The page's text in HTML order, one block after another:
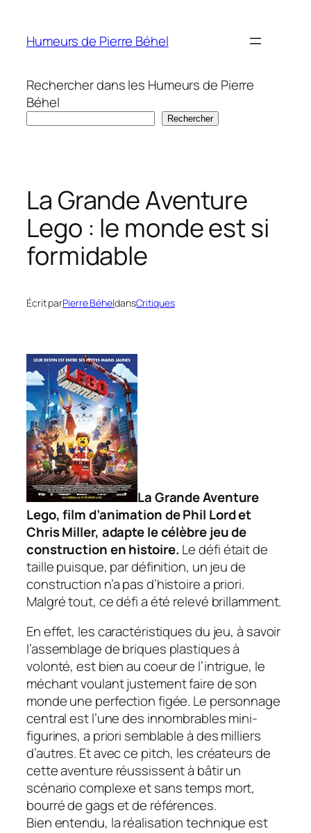
contenu
Humeurs de Pierre Béhel
Rechercher dans les Humeurs de Pierre
Béhel
Rechercher
La Grande Aventure
Lego : le monde est si
formidable
Écrit parPierre BéheldansCritiques
La Grande Aventure
Lego, film d’animation de Phil Lord et
Chris Miller, adapte le célèbre jeu de
construction en histoire. Le défi était de
taille puisque, par définition, un jeu de
construction n’a pas d’histoire a priori.
Malgré tout, ce défi a été relevé brillamment.
En effet, les caractéristiques du jeu, à savoir
l’assemblage de briques plastiques à
volonté, est bien au coeur de l’intrigue, le
méchant voulant justement faire de son
monde une perfection figée. Le personnage
central est l’une des innombrables mini-
figurines, a priori semblable à des milliers
d’autres. Et avec ce pitch, les créateurs de
cette aventure réussissent à bâtir un
scénario complexe et sans temps mort,
bourré de gags et de références.
Bien entendu, la réalisation technique est